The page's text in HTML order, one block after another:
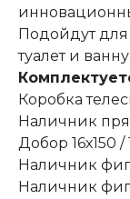
Подойдут для
туалет и ванну.
Коробка
Наличник
Добор 16х150
Наличник
Наличник